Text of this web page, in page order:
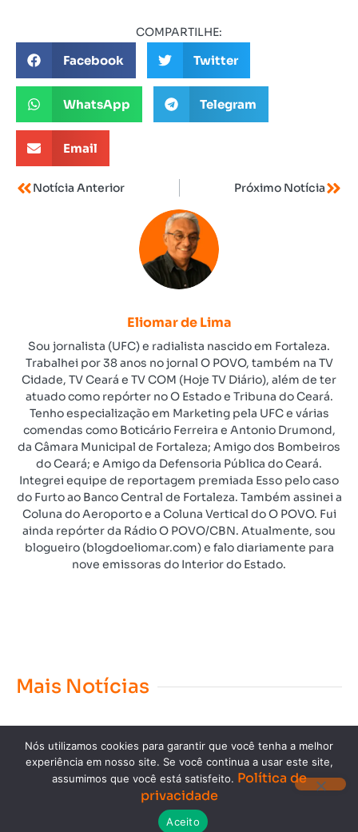
COMPARTILHE:
Facebook Twitter
WhatsApp Telegram
Email
Notícia Anterior Próximo Notícia
Eliomar de Lima
Sou jornalista (UFC) e radialista nascido em Fortaleza.
Trabalhei por 38 anos no jornal O POVO, também na TV
Cidade, TV Ceará e TV COM (Hoje TV Diário), além de ter
atuado como repórter no O Estado e Tribuna do Ceará.
Tenho especialização em Marketing pela UFC e várias
comendas como Boticário Ferreira e Antonio Drumond,
da Câmara Municipal de Fortaleza; Amigo dos Bombeiros
do Ceará; e Amigo da Defensoria Pública do Ceará.
Integrei equipe de reportagem premiada Esso pelo caso
do Furto ao Banco Central de Fortaleza. Também assinei a
Coluna do Aeroporto e a Coluna Vertical do O POVO. Fui
ainda repórter da Rádio O POVO/CBN. Atualmente, sou
blogueiro (blogdoeliomar.com) e falo diariamente para
nove emissoras do Interior do Estado.
Mais Notícias
Copyright © 2023. Todos os direitos reservados.
Nós utilizamos cookies para garantir que você tenha a melhor
experiência em nosso site. Se você continua a usar este site,
assumimos que você está satisfeito. Política de
privacidade
Aceito